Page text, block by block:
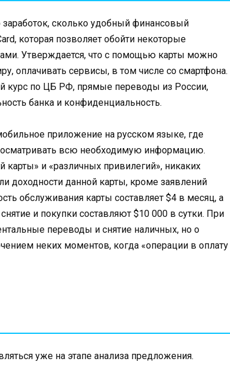
заработок, сколько удобный финансовый
которая позволяет обойти некоторые
Утверждается, что с помощью карты можно
оплачивать сервисы, в том числе со смартфона.
курс по ЦБ РФ, прямые переводы из России,
банка и конфиденциальность.
приложение на русском языке, где
всю необходимую информацию.
и «различных привилегий», никаких
доходности данной карты, кроме заявлений
обслуживания карты составляет $4 в месяц, а
и покупки составляют $10 000 в сутки. При
переводы и снятие наличных, но о
неких моментов, когда «операции в оплату
уже на этапе анализа предложения.